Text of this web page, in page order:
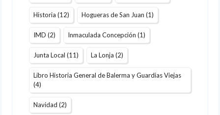
Historia (12) Hogueras de San Juan (1)
IMD (2) Inmaculada Concepción (1)
Junta Local (11) La Lonja (2)
Libro Historia General de Balerma y Guardias Viejas
(4)
Navidad (2)